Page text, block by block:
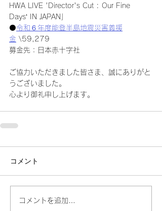
HWA LIVE 'Director's Cut : Our Fine
Days‘ IN JAPAN」
⚫️令和６年度能登半島地震災害義援
金 \59,279
募金先：日本赤十字社
ご協力いただきました皆さま、誠にありがと
うございました。
心より御礼申し上げます。
コメント
コメントを追加…